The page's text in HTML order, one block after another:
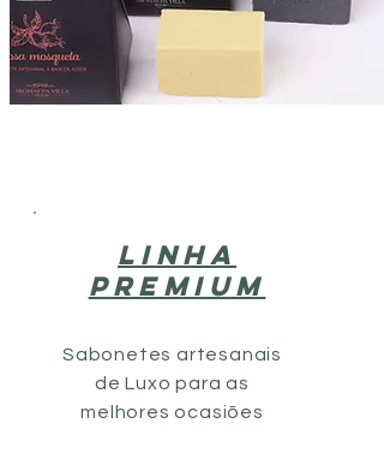
LINHA
PREMIUM
Sabonetes artesanais
de Luxo para as
melhores ocasiões